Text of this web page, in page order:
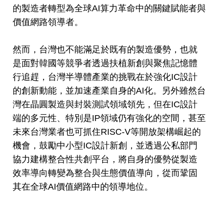
的製造者轉型為全球AI算力革命中的關鍵賦能者與
價值網路領導者。
然而，台灣也不能滿足於既有的製造優勢，也就
是面對韓國等競爭者透過扶植新創與聚焦記憶體
行追趕，台灣半導體產業的挑戰在於強化IC設計
的創新動能，並加速產業自身的AI化。另外雖然台
灣在晶圓製造與封裝測試領域領先，但在IC設計
端的多元性、特別是IP領域仍有強化的空間，甚至
未來台灣業者也可抓住RISC-V等開放架構崛起的
機會，鼓勵中小型IC設計新創，並透過公私部門
協力建構整合性共創平台，將自身的優勢從製造
效率導向轉變為整合與生態價值導向，從而鞏固
其在全球AI價值網路中的領導地位。